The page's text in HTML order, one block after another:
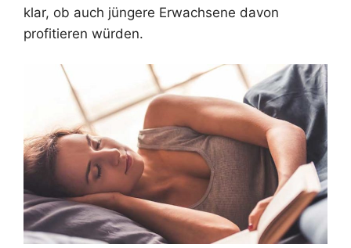
klar, ob auch jüngere Erwachsene davon
profitieren würden.